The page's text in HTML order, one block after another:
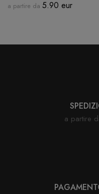
a partire da 5.90 eur
a partire